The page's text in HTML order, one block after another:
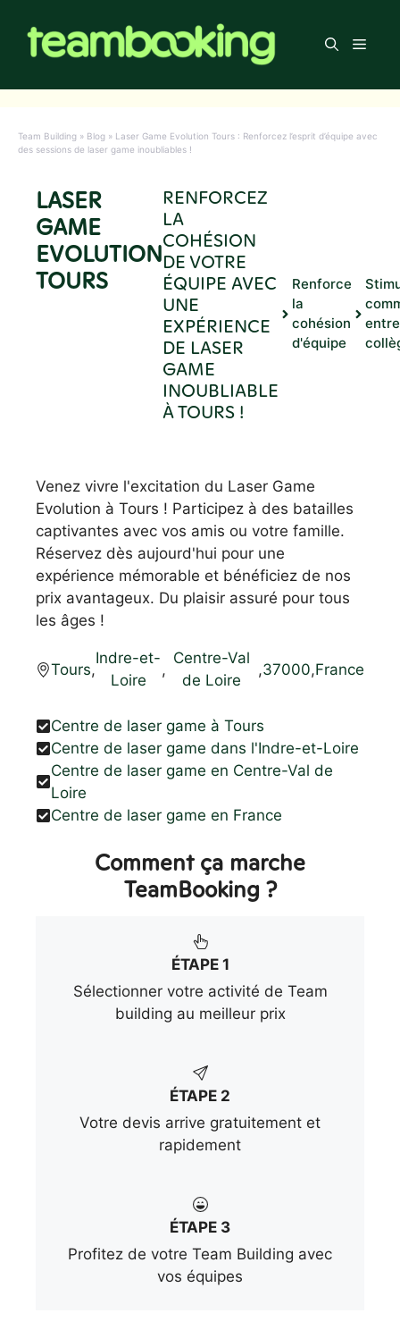
contenu
Menu
Team Building » Blog » Laser Game Evolution Tours : Renforcez l’esprit d’équipe avec
des sessions de laser game inoubliables !
LASER
GAME
EVOLUTION
TOURS
RENFORCEZ
LA
COHÉSION
DE VOTRE
ÉQUIPE AVEC
UNE
EXPÉRIENCE
DE LASER
GAME
INOUBLIABLE
À TOURS !
Renforce
la
cohésion
d'équipe
entre
Venez vivre l'excitation du Laser Game
Evolution à Tours ! Participez à des batailles
captivantes avec vos amis ou votre famille.
Réservez dès aujourd'hui pour une
expérience mémorable et bénéficiez de nos
prix avantageux. Du plaisir assuré pour tous
les âges !
Tours,
Indre-et-
Loire
,
Centre-Val
de Loire
,37000,France
Centre de laser game à Tours
Centre de laser game dans l'Indre-et-Loire
Centre de laser game en Centre-Val de
Loire
Centre de laser game en France
Comment ça marche
TeamBooking ?
ÉTAPE 1
Sélectionner votre activité de Team
building au meilleur prix
ÉTAPE 2
Votre devis arrive gratuitement et
rapidement
ÉTAPE 3
Profitez de votre Team Building avec
vos équipes